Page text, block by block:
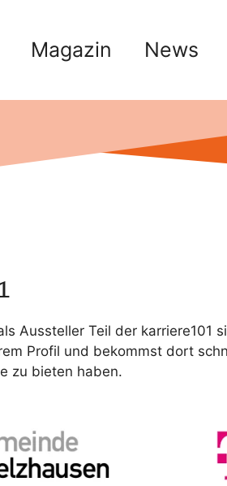
Magazin News
Aussteller Teil der karriere101
Profil und bekommst dort
zu bieten haben.